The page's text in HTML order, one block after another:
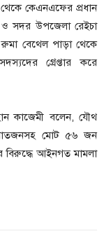
কেএনএফের প্রধান
ও সদর উপজেলা রেইচা
বেথেল পাড়া থেকে
গ্রেপ্তার করে
কাজেমী বলেন, যৌথ
মোট ৫৬ জন
বিরুদ্ধে আইনগত মামলা